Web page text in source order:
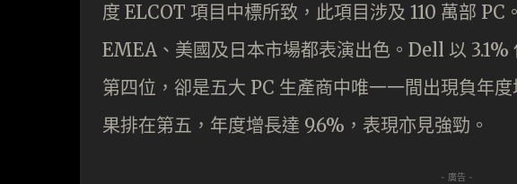
度 ELCOT 項目中標所致，此項目涉及 110 萬部 PC
EMEA、美國及日本市場都表演出色。Dell 以
第四位，卻是五大 PC 生產商中唯一一間出現負年
果排在第五，年度增長達 9.6%，表現亦見強勁。
- 廣告 -